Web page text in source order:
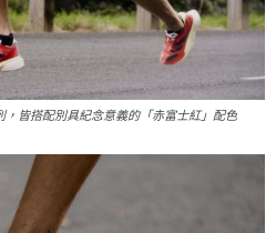
皆搭配別具紀念意義的「赤富士紅」配色